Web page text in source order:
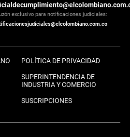
exclusivo para notificaciones judiciales:
POLÍTICA DE PRIVACIDAD
SUPERINTENDENCIA DE
INDUSTRIA Y COMERCIO
SUSCRIPCIONES